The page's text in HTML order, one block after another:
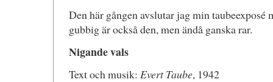
Den här gången avslutar jag min taubeexposé
gubbig är också den, men ändå ganska rar.
Nigande vals
Text och musik: Evert Taube, 1942